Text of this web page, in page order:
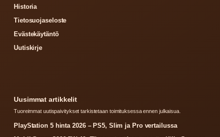
Historia
Tietosuojaseloste
Evästekäytäntö
Uutiskirje
Uusimmat artikkelit
Tuoreimmat uutispaivitykset tarkistetaan toimituksessa ennen julkaisua.
PlayStation 5 hinta 2026 – PS5, Slim ja Pro vertailussa